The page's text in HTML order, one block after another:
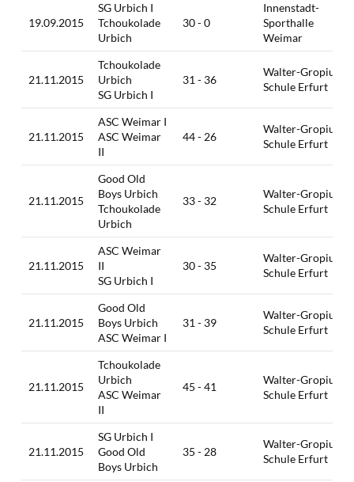
19.09.2015
SG Urbich I
Tchoukolade
Urbich
30 - 0
Innenstadt-
Sporthalle
Weimar
21.11.2015
Tchoukolade
Urbich
SG Urbich I
31 - 36
Walter-Gropius-
Schule Erfurt
21.11.2015
ASC Weimar I
ASC Weimar
II
44 - 26
Walter-Gropius-
Schule Erfurt
21.11.2015
Good Old
Boys Urbich
Tchoukolade
Urbich
33 - 32
Walter-Gropius-
Schule Erfurt
21.11.2015
ASC Weimar
II
SG Urbich I
30 - 35
Walter-Gropius-
Schule Erfurt
21.11.2015
Good Old
Boys Urbich
ASC Weimar I
31 - 39
Walter-Gropius-
Schule Erfurt
21.11.2015
Tchoukolade
Urbich
ASC Weimar
II
45 - 41
Walter-Gropius-
Schule Erfurt
21.11.2015
SG Urbich I
Good Old
Boys Urbich
35 - 28
Walter-Gropius-
Schule Erfurt